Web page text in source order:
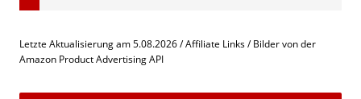
Letzte Aktualisierung am 5.08.2026 / Affiliate Links / Bilder von der
Amazon Product Advertising API